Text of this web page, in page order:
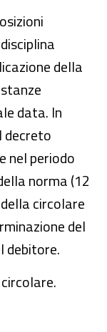
della
data. In
nel periodo
norma (12
circolare
del
debitore.